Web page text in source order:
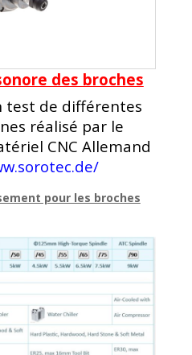
des broches
test de différentes
réalisé par le
CNC Allemand
pour les broches